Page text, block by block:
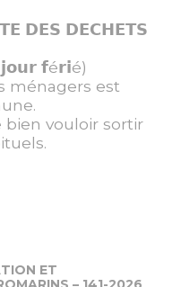
𝗗𝗘𝗦 𝗗𝗘𝗖𝗛𝗘𝗧𝗦
𝗳é𝗿𝗶é)
ménagers est
bien vouloir sortir
ET